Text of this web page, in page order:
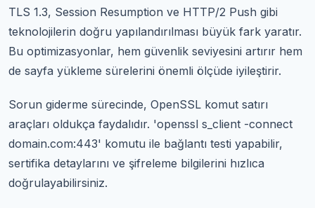
TLS 1.3, Session Resumption ve HTTP/2 Push gibi
teknolojilerin doğru yapılandırılması büyük fark yaratır.
Bu optimizasyonlar, hem güvenlik seviyesini artırır hem
de sayfa yükleme sürelerini önemli ölçüde iyileştirir.
Sorun giderme sürecinde, OpenSSL komut satırı
araçları oldukça faydalıdır. 'openssl s_client -connect
domain.com:443' komutu ile bağlantı testi yapabilir,
sertifika detaylarını ve şifreleme bilgilerini hızlıca
doğrulayabilirsiniz.